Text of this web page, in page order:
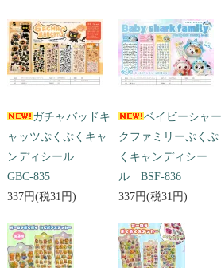
ガチャバッドキ
ャッツぷくぷくキャ
ンディシール
GBC-835
337円(税31円)
ベイビーシャー
クファミリーぷくぷ
くキャンディシー
ル BSF-836
337円(税31円)